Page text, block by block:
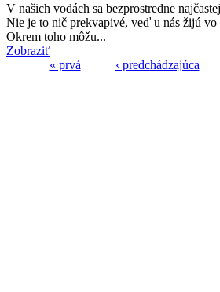
V našich vodách sa bezprostredne
Nie je to nič prekvapivé, veď u nás žijú
Okrem toho môžu...
Zobraziť
« prvá ‹ predchádzajúca